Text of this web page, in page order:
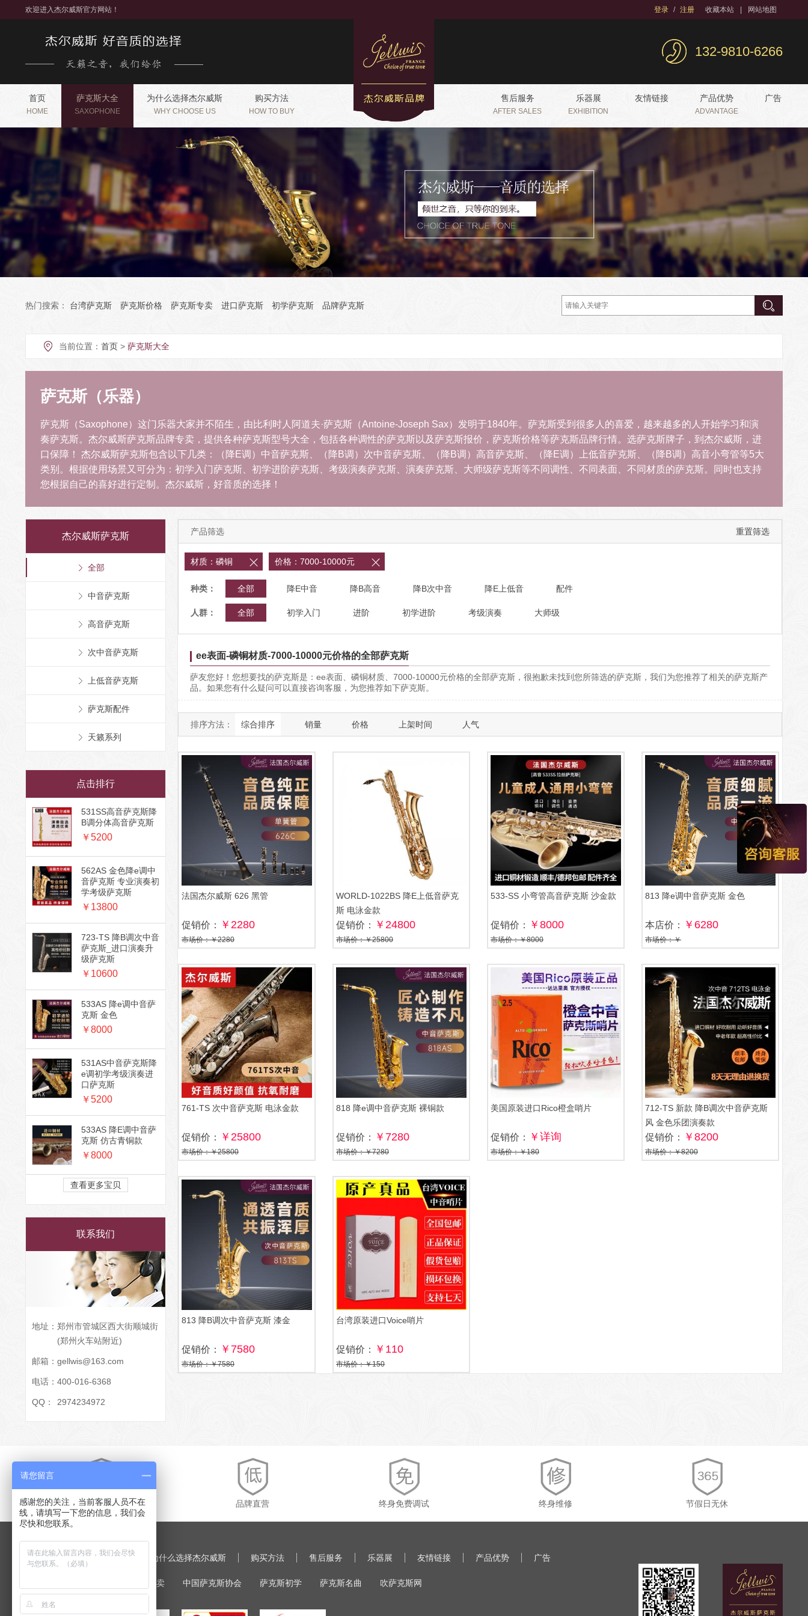
欢迎进入杰尔威斯官方网站！ 登录 / 注册 收藏本站 网站地图
132-9810-6266
首页
HOME
萨克斯大全
SAXOPHONE
为什么选择杰尔威斯
WHY CHOOSE US
购买方法
HOW TO BUY
售后服务
AFTER SALES
乐器展
EXHIBITION
友情链接 产品优势
ADVANTAGE
广告
热门搜索： 台湾萨克斯 萨克斯价格 萨克斯专卖 进口萨克斯 初学萨克斯 品牌萨克斯
当前位置： 首页 > 萨克斯大全
萨克斯（乐器）
萨克斯（Saxophone）这门乐器大家并不陌生，由比利时人阿道夫·萨克斯（Antoine-Joseph Sax）发明于1840年。萨克斯受到很多人的喜爱，越来越多的人开始学习和演
奏萨克斯。杰尔威斯萨克斯品牌专卖，提供各种萨克斯型号大全，包括各种调性的萨克斯以及萨克斯报价，萨克斯价格等萨克斯品牌行情。选萨克斯牌子，到杰尔威斯，进
口保障！ 杰尔威斯萨克斯包含以下几类：（降E调）中音萨克斯、（降B调）次中音萨克斯、（降B调）高音萨克斯、（降E调）上低音萨克斯、（降B调）高音小弯管等5大
类别。根据使用场景又可分为：初学入门萨克斯、初学进阶萨克斯、考级演奏萨克斯、演奏萨克斯、大师级萨克斯等不同调性、不同表面、不同材质的萨克斯。同时也支持
您根据自己的喜好进行定制。杰尔威斯，好音质的选择！
杰尔威斯萨克斯
全部
中音萨克斯
高音萨克斯
次中音萨克斯
上低音萨克斯
萨克斯配件
天籁系列
点击排行
531SS高音萨克斯降
B调分体高音萨克斯
￥5200
562AS 金色降e调中
音萨克斯 专业演奏初
学考级萨克斯
￥13800
723-TS 降B调次中音
萨克斯_进口演奏升
级萨克斯
￥10600
533AS 降e调中音萨
克斯 金色
￥8000
531AS中音萨克斯降
e调初学考级演奏进
口萨克斯
￥5200
533AS 降E调中音萨
克斯 仿古青铜款
￥8000
查看更多宝贝
联系我们
地址： 郑州市管城区西大街顺城街
(郑州火车站附近)
邮箱： gellwis@163.com
电话： 400-016-6368
QQ： 2974234972
产品筛选 重置筛选
材质：磷铜  价格：7000-10000元 
种类： 全部 降E中音 降B高音 降B次中音 降E上低音 配件
人群： 全部 初学入门 进阶 初学进阶 考级演奏 大师级
ee表面-磷铜材质-7000-10000元价格的全部萨克斯
萨友您好！您想要找的萨克斯是：ee表面、磷铜材质、7000-10000元价格的全部萨克斯，很抱歉未找到您所筛选的萨克斯，我们为您推荐了相关的萨克斯产
品。如果您有什么疑问可以直接咨询客服，为您推荐如下萨克斯。
排序方法： 综合排序 销量 价格 上架时间 人气
法国杰尔威斯 626 黑管
促销价： ￥2280
市场价：￥2280
WORLD-1022BS 降E上低音萨克
斯 电泳金款
促销价： ￥24800
市场价：￥25800
533-SS 小弯管高音萨克斯 沙金款
促销价： ￥8000
市场价：￥8000
813 降e调中音萨克斯 金色
本店价： ￥6280
市场价：￥
761-TS 次中音萨克斯 电泳金款
促销价： ￥25800
市场价：￥25800
818 降e调中音萨克斯 裸铜款
促销价： ￥7280
市场价：￥7280
美国原装进口Rico橙盒哨片
促销价： ￥详询
市场价：￥180
712-TS 新款 降B调次中音萨克斯
风 金色乐团演奏款
促销价： ￥8200
市场价：￥8200
813 降B调次中音萨克斯 漆金
促销价： ￥7580
市场价：￥7580
台湾原装进口Voice哨片
促销价： ￥110
市场价：￥150
原装保障 品牌直营 终身免费调试 终身维修 节假日无休
网站首页 萨克斯大全 为什么选择杰尔威斯 购买方法 售后服务 乐器展 友情链接 产品优势 广告
萨克斯专卖 中国萨克斯协会 萨克斯初学 萨克斯名曲 吹萨克斯网
请您留言
感谢您的关注，当前客服人员不在
线，请填写一下您的信息，我们会
尽快和您联系。